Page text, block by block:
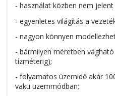
- használat közben nem jelent
- egyenletes világítás a
- nagyon könnyen
- bármilyen méretben
tízméterig);
- folyamatos üzemidő akár
vaku üzemmódban;